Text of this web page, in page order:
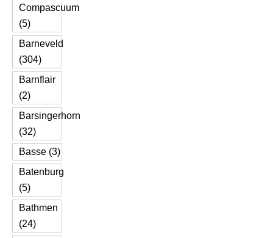
Compascuum
(5)
Barneveld
(304)
Barnflair
(2)
Barsingerhorn
(32)
Basse (3)
Batenburg
(5)
Bathmen
(24)